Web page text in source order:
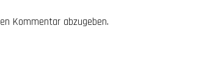
Kommentar abzugeben.